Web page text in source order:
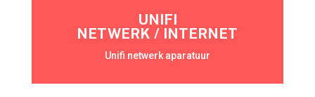
UNIFI
NETWERK / INTERNET
Unifi netwerk aparatuur